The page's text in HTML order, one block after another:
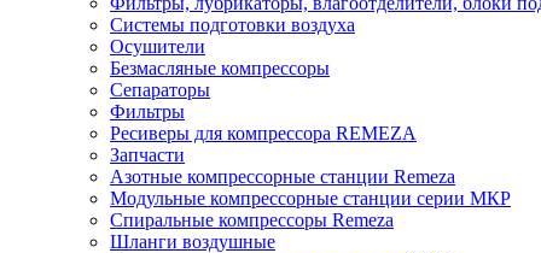
Системы подготовки воздуха
Осушители
Безмасляные компрессоры
Сепараторы
Фильтры
Ресиверы для компрессора REMEZA
Запчасти
Азотные компрессорные станции Remeza
Модульные компрессорные станции серии МКР
Спиральные компрессоры Remeza
Шланги воздушные